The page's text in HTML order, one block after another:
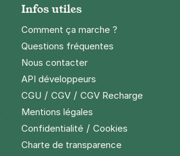
Infos utiles
Comment ça marche ?
Questions fréquentes
Nous contacter
API développeurs
CGU / CGV/ CGV Recharge
Mentions légales
Confidentialité/ Cookies
Charte de transparence